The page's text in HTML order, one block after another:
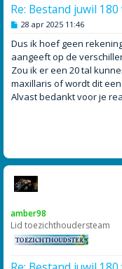
Re: Bestand juwil
B
r
i
c
h
28 apr 2025 11:46
Dus ik hoef geen
aangeeft op de
Zou ik er een 20 tal
maxillaris of wordt dit
Alvast bedankt voor je
amber98
Lid toezichthoudersteam